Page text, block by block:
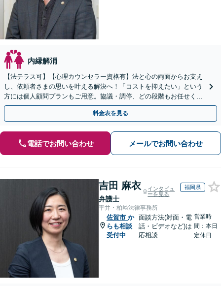
内縁解消
【法テラス可】【心理カウンセラー資格有】法と心の両面からお支え
し、依頼者さまの思いを叶える解決へ！「コストを抑えたい」という
方には個人顧問プランもご用意。協議・調停、どの段階もお任せくだ
さい【初回相談無料】【佐賀駅1分】
料金表を見る
電話でお問い合わせ メールでお問い合わせ
吉田 麻衣
弁護士
インタビュ
ーを見る
福岡県
平井・柏﨑法律事務所
佐賀市 か
らも相談
受付中
面談方法(対面・電
話・ビデオなど)は
応相談
営業時
間：本日
定休日